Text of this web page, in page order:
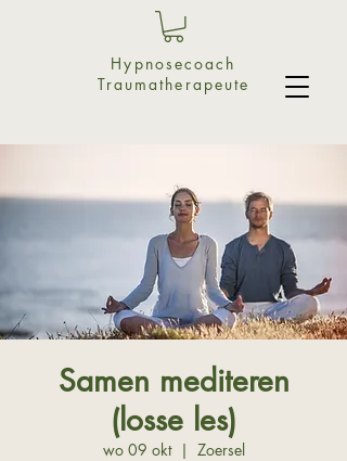
Hypnosecoach
Traumatherapeute
Samen mediteren
(losse les)
wo 09 okt
  |
Zoersel